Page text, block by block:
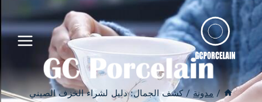
التجاوز
إلى
المحتوى
/ مدونة / كشف الجمال: دليل لشراء الخزف الصيني